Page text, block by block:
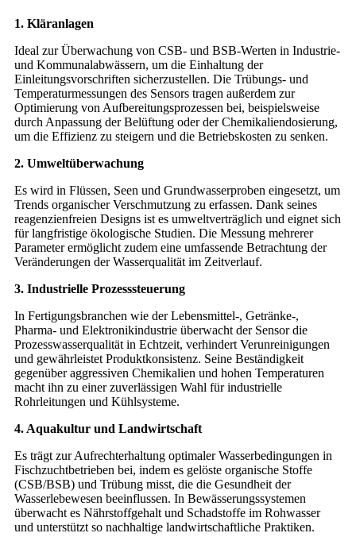
1. Kläranlagen
Ideal zur Überwachung von CSB- und BSB-Werten in Industrie-
und Kommunalabwässern, um die Einhaltung der
Einleitungsvorschriften sicherzustellen. Die Trübungs- und
Temperaturmessungen des Sensors tragen außerdem zur
Optimierung von Aufbereitungsprozessen bei, beispielsweise
durch Anpassung der Belüftung oder der Chemikaliendosierung,
um die Effizienz zu steigern und die Betriebskosten zu senken.
2. Umweltüberwachung
Es wird in Flüssen, Seen und Grundwasserproben eingesetzt, um
Trends organischer Verschmutzung zu erfassen. Dank seines
reagenzienfreien Designs ist es umweltverträglich und eignet sich
für langfristige ökologische Studien. Die Messung mehrerer
Parameter ermöglicht zudem eine umfassende Betrachtung der
Veränderungen der Wasserqualität im Zeitverlauf.
3. Industrielle Prozesssteuerung
In Fertigungsbranchen wie der Lebensmittel-, Getränke-,
Pharma- und Elektronikindustrie überwacht der Sensor die
Prozesswasserqualität in Echtzeit, verhindert Verunreinigungen
und gewährleistet Produktkonsistenz. Seine Beständigkeit
gegenüber aggressiven Chemikalien und hohen Temperaturen
macht ihn zu einer zuverlässigen Wahl für industrielle
Rohrleitungen und Kühlsysteme.
4. Aquakultur und Landwirtschaft
Es trägt zur Aufrechterhaltung optimaler Wasserbedingungen in
Fischzuchtbetrieben bei, indem es gelöste organische Stoffe
(CSB/BSB) und Trübung misst, die die Gesundheit der
Wasserlebewesen beeinflussen. In Bewässerungssystemen
überwacht es Nährstoffgehalt und Schadstoffe im Rohwasser
und unterstützt so nachhaltige landwirtschaftliche Praktiken.